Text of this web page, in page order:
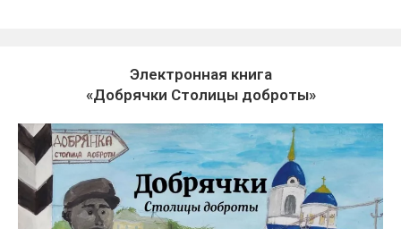
Электронная книга
«Добрячки Столицы доброты»